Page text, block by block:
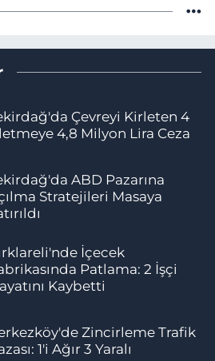
Çevreyi Kirleten 4
4,8 Milyon Lira Ceza
ABD Pazarına
Stratejileri Masaya
İçecek
Patlama: 2 İşçi
Kaybetti
Zincirleme Trafik
1'i Ağır 3 Yaralı